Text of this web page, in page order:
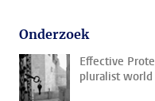
Onderzoek
Effective
pluralist world